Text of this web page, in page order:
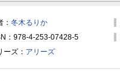
： 冬木るりか
：978-4-253-07428-5
ーズ： アリーズ